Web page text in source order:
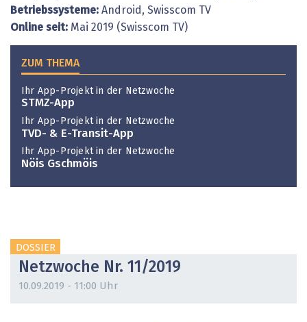
Betriebssysteme: Android, Swisscom TV
Online seit: Mai 2019 (Swisscom TV)
ZUM THEMA
Ihr App-Projekt in der Netzwoche
STMZ-App
Ihr App-Projekt in der Netzwoche
TVD- & E-Transit-App
Ihr App-Projekt in der Netzwoche
Nöis Gschmöis
DOSSIER
Netzwoche Nr. 11/2019
10.09.2019 - 11:00 Uhr